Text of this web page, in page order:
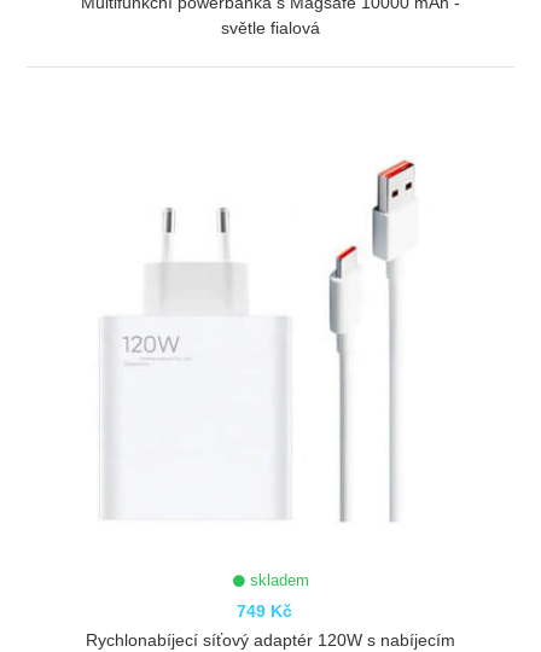
světle fialová
skladem
749 Kč
Rychlonabíjecí síťový adaptér 120W s nabíjecím